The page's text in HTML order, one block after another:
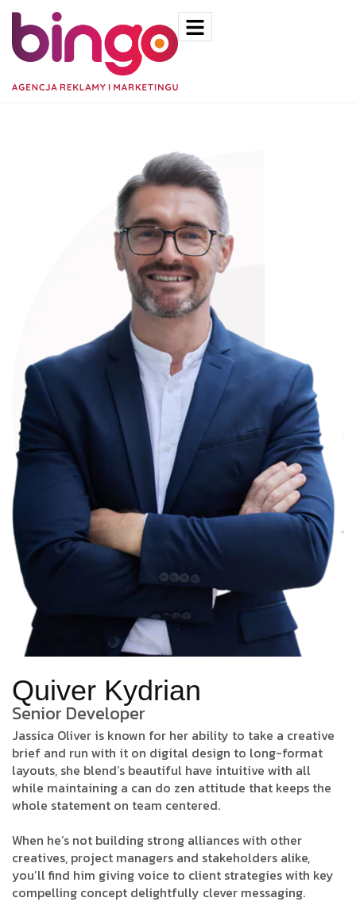
Quiver Kydrian
Senior Developer
Jassica Oliver is known for her ability to take a creative
brief and run with it on digital design to long-format
layouts, she blend’s beautiful have intuitive with all
while maintaining a can do zen attitude that keeps the
whole statement on team centered.
When he’s not building strong alliances with other
creatives, project managers and stakeholders alike,
you’ll find him giving voice to client strategies with key
compelling concept delightfully clever messaging.